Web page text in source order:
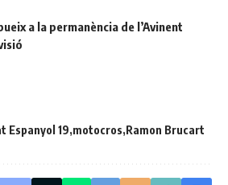
a la permanència de l’Avinent
Espanyol 19 motocros Ramon Brucart